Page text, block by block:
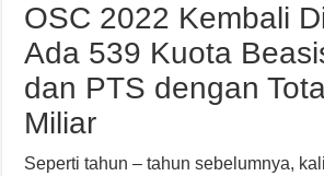
OSC 2022 Kembali
Ada 539 Kuota
dan PTS dengan
Miliar
Seperti tahun – tahun sebelumnya,